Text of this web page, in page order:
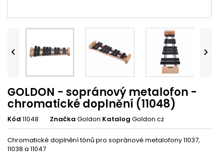
 
GOLDON - sopránový metalofon -
chromatické doplnění (11048)
Kód 11048 Značka Goldon Katalog Goldon.cz
Chromatické doplnění tónů pro sopránové metalofony 11037,
11038 a 11047